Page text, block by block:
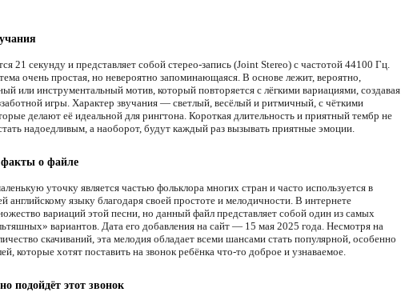
21 секунду и представляет собой стерео-запись (Joint Stereo) с частотой 44100 Гц.
очень простая, но невероятно запоминающаяся. В основе лежит, вероятно,
или инструментальный мотив, который повторяется с лёгкими вариациями, создавая
игры. Характер звучания — светлый, весёлый и ритмичный, с чёткими
делают её идеальной для рингтона. Короткая длительность и приятный тембр не
надоедливым, а наоборот, будут каждый раз вызывать приятные эмоции.
о файле
уточку является частью фольклора многих стран и часто используется в
английскому языку благодаря своей простоте и мелодичности. В интернете
вариаций этой песни, но данный файл представляет собой один из самых
вариантов. Дата его добавления на сайт — 15 мая 2025 года. Несмотря на
скачиваний, эта мелодия обладает всеми шансами стать популярной, особенно
которые хотят поставить на звонок ребёнка что-то доброе и узнаваемое.
подойдёт этот звонок